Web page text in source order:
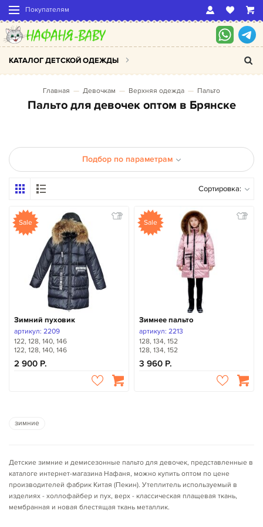
Покупателям
КАТАЛОГ ДЕТСКОЙ ОДЕЖДЫ
Главная Девочкам Верхняя одежда Пальто
Пальто для девочек оптом в Брянске
Подбор по параметрам
Сортировка:
Sale
Зимний пуховик
артикул: 2209
122, 128, 140, 146
122, 128, 140, 146
2 900
Sale
Зимнее пальто
артикул: 2213
128, 134, 152
128, 134, 152
3 960
зимние
Детские зимние и демисезонные пальто для девочек, представленные в
каталоге интернет-магазина Нафаня, можно купить оптом по цене
производителей фабрик Китая (Пекин). Утеплитель используемый в
изделиях - холлофайбер и пух, верх - классическая плащевая ткань,
мембранная и новая блестящая ткань металлик.